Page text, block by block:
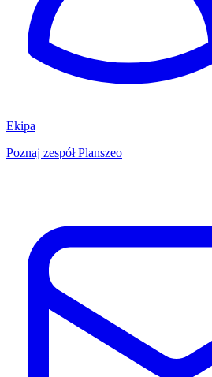
Ekipa
Poznaj zespół Planszeo